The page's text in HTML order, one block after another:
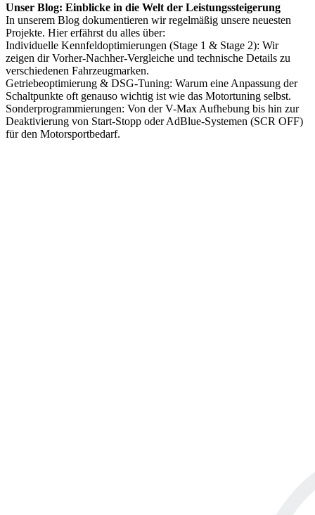
Unser Blog: Einblicke in die Welt der Leistungssteigerung
In unserem Blog dokumentieren wir regelmäßig unsere neuesten
Projekte. Hier erfährst du alles über:
Individuelle Kennfeldoptimierungen (Stage 1 & Stage 2): Wir
zeigen dir Vorher-Nachher-Vergleiche und technische Details zu
verschiedenen Fahrzeugmarken.
Getriebeoptimierung & DSG-Tuning: Warum eine Anpassung der
Schaltpunkte oft genauso wichtig ist wie das Motortuning selbst.
Sonderprogrammierungen: Von der V-Max Aufhebung bis hin zur
Deaktivierung von Start-Stopp oder AdBlue-Systemen (SCR OFF)
für den Motorsportbedarf.